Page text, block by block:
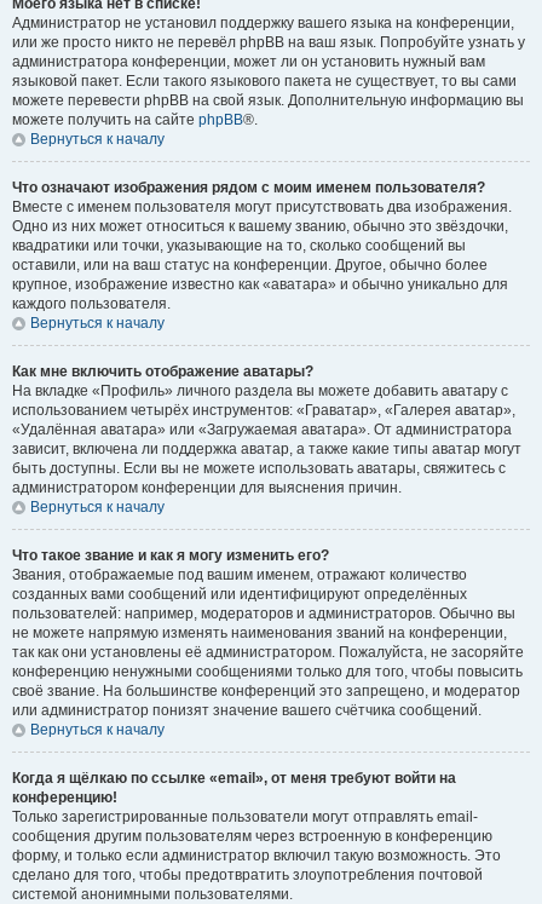
Моего языка нет в списке!
Администратор не установил поддержку вашего языка на конференции,
или же просто никто не перевёл phpBB на ваш язык. Попробуйте узнать у
администратора конференции, может ли он установить нужный вам
языковой пакет. Если такого языкового пакета не существует, то вы сами
можете перевести phpBB на свой язык. Дополнительную информацию вы
можете получить на сайте phpBB®.
Вернуться к началу
Что означают изображения рядом с моим именем пользователя?
Вместе с именем пользователя могут присутствовать два изображения.
Одно из них может относиться к вашему званию, обычно это звёздочки,
квадратики или точки, указывающие на то, сколько сообщений вы
оставили, или на ваш статус на конференции. Другое, обычно более
крупное, изображение известно как «аватара» и обычно уникально для
каждого пользователя.
Вернуться к началу
Как мне включить отображение аватары?
На вкладке «Профиль» личного раздела вы можете добавить аватару с
использованием четырёх инструментов: «Граватар», «Галерея аватар»,
«Удалённая аватара» или «Загружаемая аватара». От администратора
зависит, включена ли поддержка аватар, а также какие типы аватар могут
быть доступны. Если вы не можете использовать аватары, свяжитесь с
администратором конференции для выяснения причин.
Вернуться к началу
Что такое звание и как я могу изменить его?
Звания, отображаемые под вашим именем, отражают количество
созданных вами сообщений или идентифицируют определённых
пользователей: например, модераторов и администраторов. Обычно вы
не можете напрямую изменять наименования званий на конференции,
так как они установлены её администратором. Пожалуйста, не засоряйте
конференцию ненужными сообщениями только для того, чтобы повысить
своё звание. На большинстве конференций это запрещено, и модератор
или администратор понизят значение вашего счётчика сообщений.
Вернуться к началу
Когда я щёлкаю по ссылке «email», от меня требуют войти на
конференцию!
Только зарегистрированные пользователи могут отправлять email-
сообщения другим пользователям через встроенную в конференцию
форму, и только если администратор включил такую возможность. Это
сделано для того, чтобы предотвратить злоупотребления почтовой
системой анонимными пользователями.